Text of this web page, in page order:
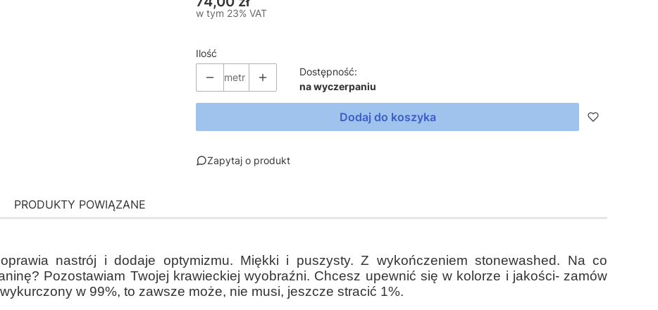
w tym 23% VAT
w tym 23% VAT
Ilość
metr
Dostępność:
na wyczerpaniu
Dodaj do koszyka
Zapytaj o produkt
PRODUKTY POWIĄZANE
nastrój i dodaje optymizmu. Miękki i puszysty. Z wykończeniem stonewashed. Na co
Pozostawiam Twojej krawieckiej wyobraźni. Chcesz upewnić się w kolorze i jakości- zamów
w 99%, to zawsze może, nie musi, jeszcze stracić 1%.